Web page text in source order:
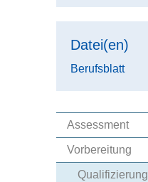
Datei(en)
Berufsblatt
Assessment
Vorbereitung
Qualifizierung